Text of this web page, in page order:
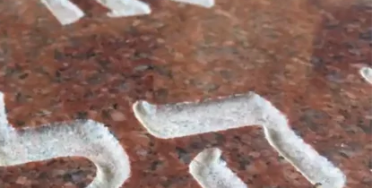
והפרחים, על הציפורים והפרפרים, על
בני המשפחה.
כמו כן יש משפחות שבוחרות לצטט מתוך
שנזדכה ביסורים" | "אשרי תמימי דרך
האדם.